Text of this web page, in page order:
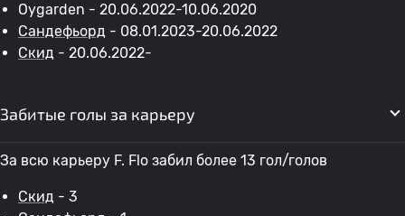
Oygarden - 20.06.2022-10.06.2020
Сандефьорд - 08.01.2023-20.06.2022
Скид - 20.06.2022-
Забитые голы за карьеру
За всю карьеру F. Flo забил более 13 гол/голов
Скид - 3